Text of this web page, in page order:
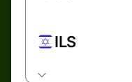
ILS